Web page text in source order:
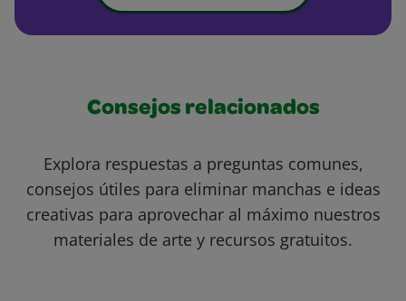
Consejos relacionados
Explora respuestas a preguntas comunes,
consejos útiles para eliminar manchas e ideas
creativas para aprovechar al máximo nuestros
materiales de arte y recursos gratuitos.